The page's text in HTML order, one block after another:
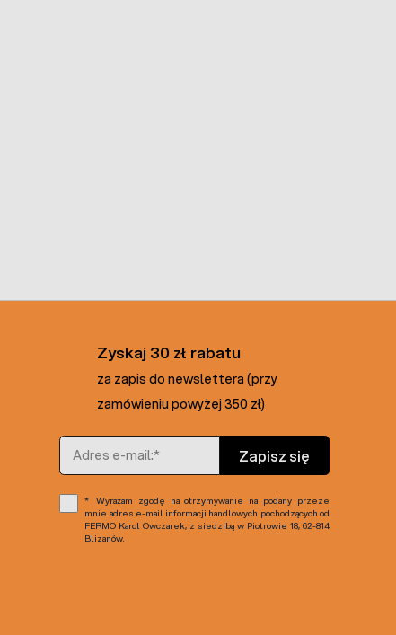
Zyskaj 30 zł rabatu
za zapis do newslettera (przy
zamówieniu powyżej 350 zł)
Adres e-mail
Zapisz się
Wyrażam zgodę na otrzymywanie na podany przeze
mnie adres e-mail informacji handlowych pochodzących od
FERMO Karol Owczarek, z siedzibą w Piotrowie 18, 62-814
Blizanów.